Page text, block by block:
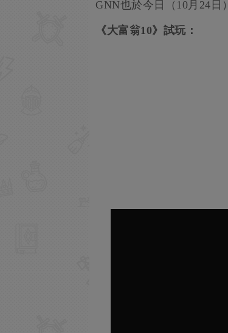
GNN也於今日（10月24日
《大富翁10》試玩：